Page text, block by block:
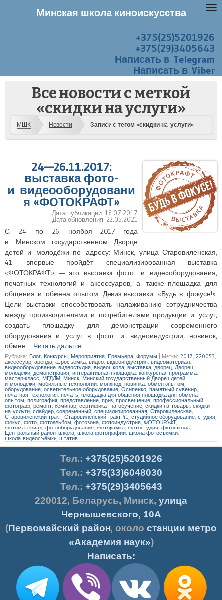
+375(25)5201926
+375(29)3405643
Написать в Telegram
Написать в Viber
Все новости с меткой
«скидки на услуги»
МШК Новости Записи с тегом «скидки на услуги»
24—26.11.2017:
выставка фото-
и видеооборудовани
я «ФОТОКРАФТ»
Дата публикации: 18.07.2017
Дата обновления: 22.05.2021
С 24 по 26 ноября 2017 года
в Минском государственном Дворце
детей и молодёжи по адресу: Минск, улица Старовиленская,
41 впервые пройдёт специализированная выставка
«ФОТОКРАФТ» — это выставка фото- и видеооборудования,
печатных технологий и аксессуаров, а также площадка для
общения и обмена опытом. Девиз выставки: «Будь в фокусе!».
Цели выставки: способствовать налаживанию сотрудничества
между производителями и потребителями продукции и услуг,
создать площадку для демонстрации современного
оборудования и услуг в фото- и видеоиндустрии, новинок,
обмен… Читать дальше…
Рубрика: Блог Конкурсы Мероприятия Премьера Форумы Метки: 2017 220053
аксессуар аренда аэросъёмка ,видео, видеоиндустрия видеоматериал
видеооборудование видеостудия видеошкола выставка дворец Дворец
молодёжи ,демонстрация интерактивная площадка конкурсная программа
мастер-класс МГДДМ ,Минск Минский государственный Дворец детей
и молодёжи мобильные технологии монопод,новинка обмен опытом
оборудование осветительное оборудование,Осипенко памятный сувенир
печатная технология печать площадка для общения площадка для обмена
опытом полиграфия, представление ,приз просвещение профессиональный
фотограф ремонт семинар сертификат на обучение скидки на товары скидки
на услуги, слайдер современный специализированная Старовиленская
Старовиленский тракт Старовиленский тракт-41 студийное оборудование студия
фокус фото фотоальбом ,фотозона фотоиндустрия ,ФОТОКРАФТ,
фотоматериал фотооборудование фоторамка фотостудия фотошкола
Центральный район школа,школа фотографии школа фотосъёмки
школа видеосъёмки штатив
Тел.: +375(25)5201926
Тел.: +375(33)6048030
Тел.: +375(29)3405643
220012, Беларусь, Минск, улица
Чернышевского, 10А
(Первомайский район, около станции метро
«Академия наук»)
Написать:
Минская школа киноискусства